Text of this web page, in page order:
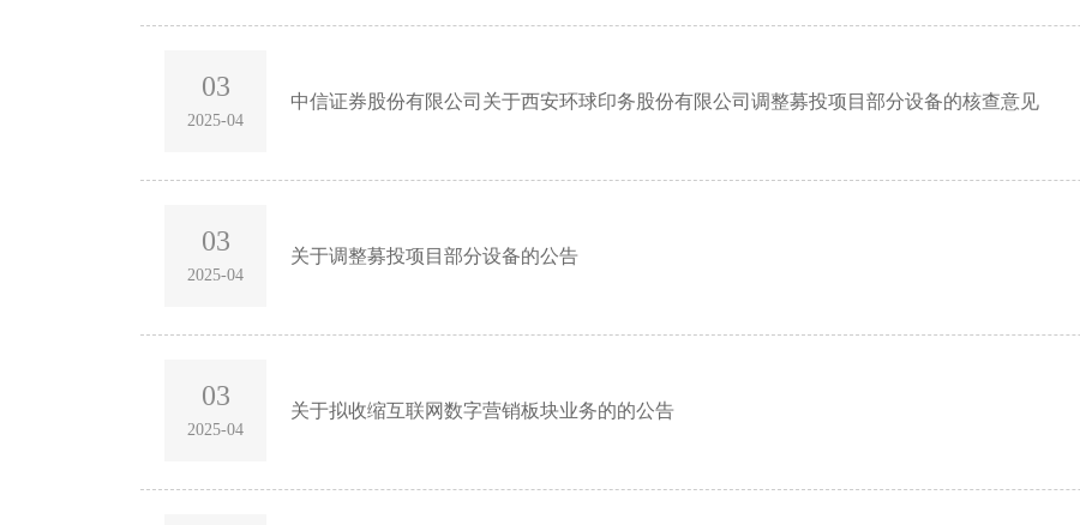
03
2025-04
中信证券股份有限公司关于西安环球印务股份有限公司调整募投项目部分设备的核查意见
03
2025-04
关于调整募投项目部分设备的公告
03
2025-04
关于拟收缩互联网数字营销板块业务的的公告